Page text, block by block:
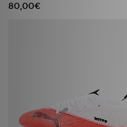
80,00€